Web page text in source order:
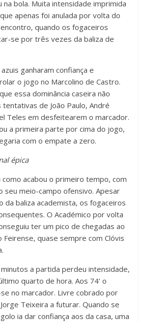
na bola. Muita intensidade imprimida
apenas foi anulada por volta do
quando os fogaceiros
se por três vezes da baliza de
ganharam confiança e
o jogo no Marcolino de Castro.
essa dominância caseira não
de João Paulo, André
Teles em desfeitearem o marcador.
a primeira parte por cima do jogo,
com o empate a zero.
épica
acabou o primeiro tempo, com
seu meio-campo ofensivo. Apesar
da baliza academista, os fogaceiros
O Académico por volta
ter um pico de chegadas ao
quase sempre com Clóvis
a partida perdeu intensidade,
quarto de hora. Aos 74’ o
no marcador. Livre cobrado por
Teixeira a futurar. Quando se
ia dar confiança aos da casa, uma